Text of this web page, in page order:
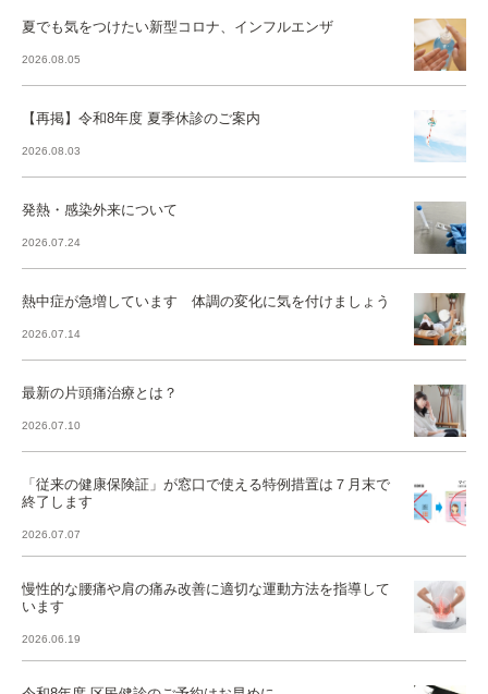
夏でも気をつけたい新型コロナ、インフルエンザ
2026.08.05
【再掲】令和8年度 夏季休診のご案内
2026.08.03
発熱・感染外来について
2026.07.24
熱中症が急増しています 体調の変化に気を付けましょう
2026.07.14
最新の片頭痛治療とは？
2026.07.10
「従来の健康保険証」が窓口で使える特例措置は７月末で
終了します
2026.07.07
慢性的な腰痛や肩の痛み改善に適切な運動方法を指導して
います
2026.06.19